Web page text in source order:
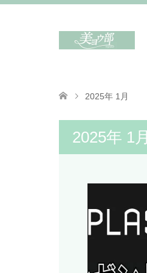
2025年 1月
2025年 1月